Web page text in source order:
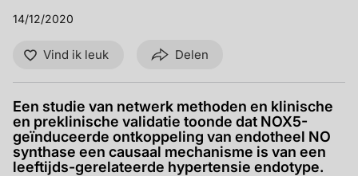
14/12/2020
Vind ik leuk Delen
Een studie van netwerk methoden en klinische
en preklinische validatie toonde dat NOX5-
geïnduceerde ontkoppeling van endotheel NO
synthase een causaal mechanisme is van een
leeftijds-gerelateerde hypertensie endotype.